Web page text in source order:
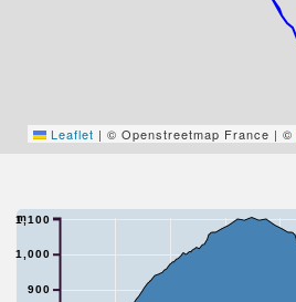
Leaflet | © Openstreetmap France | ©
900
1,000
1,100
m